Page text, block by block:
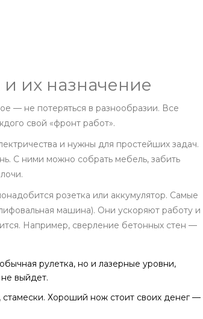
их назначение
— не потеряться в разнообразии. Все
свой «фронт работ».
и нужны для простейших задач.
С ними можно собрать мебель, забить
розетка или аккумулятор. Самые
машина). Они ускоряют работу и
Например, сверление бетонных стен —
рулетка, но и лазерные уровни,
выйдет.
Хороший нож стоит своих денег —